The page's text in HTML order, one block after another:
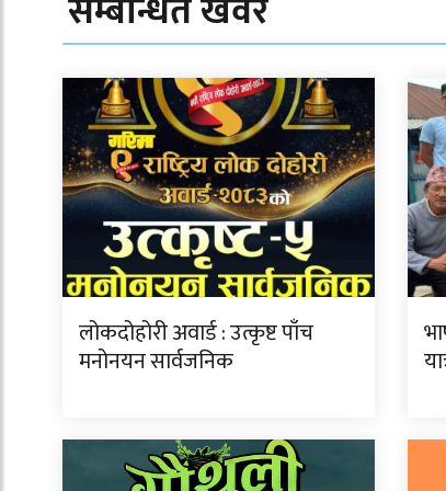
लोकदोहोरी अवार्ड : उत्कृष्ट पाँच
मनोनयन सार्वजनिक